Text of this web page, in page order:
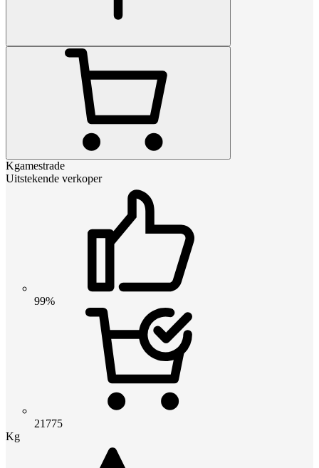
Kgamestrade
Uitstekende verkoper
99%
21775
Kg